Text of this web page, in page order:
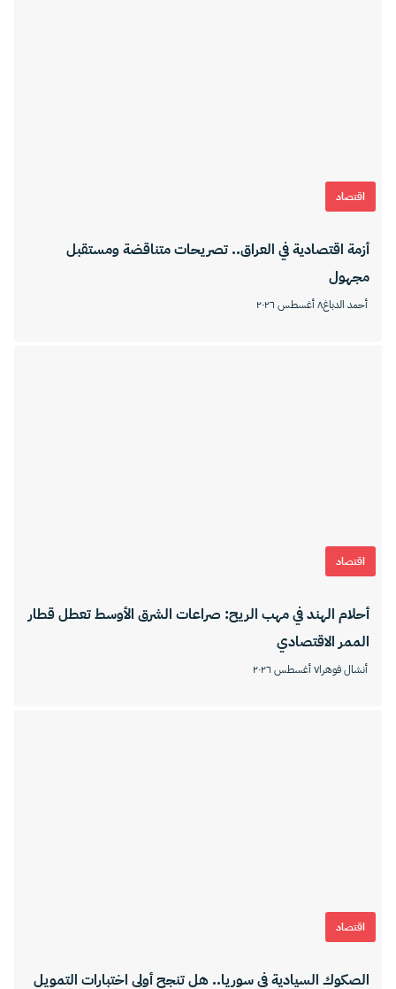
اقتصاد
أزمة اقتصادية في العراق.. تصريحات متناقضة ومستقبل
مجهول
أحمد الدباغ٨ أغسطس ٢٠٢٦
اقتصاد
أحلام الهند في مهب الريح: صراعات الشرق الأوسط تعطل قطار
الممر الاقتصادي
أنشال فوهرا٧ أغسطس ٢٠٢٦
اقتصاد
الصكوك السيادية في سوريا.. هل تنجح أولى اختبارات التمويل